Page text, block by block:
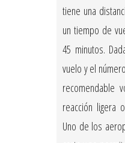
tiene una
un tiempo de
45 minutos.
vuelo y el
recomendable
reacción ligera
Uno de los